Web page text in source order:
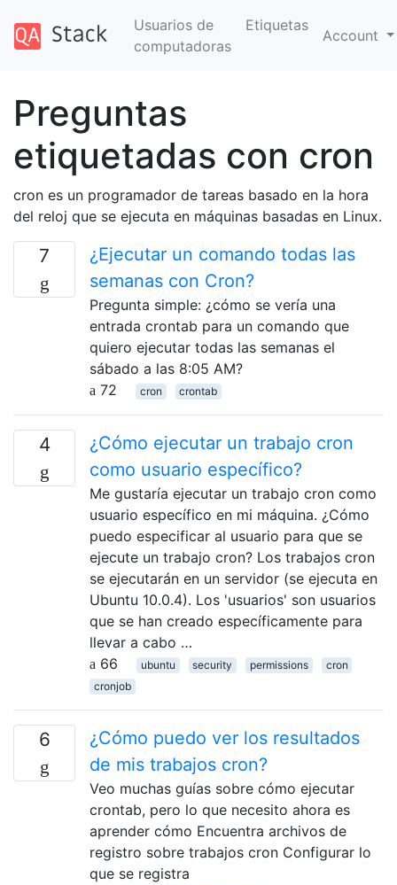
Usuarios de
computadoras
Etiquetas
Account
Preguntas
etiquetadas con cron
cron es un programador de tareas basado en la hora
del reloj que se ejecuta en máquinas basadas en Linux.
7
¿Ejecutar un comando todas las
semanas con Cron?
Pregunta simple: ¿cómo se vería una
entrada crontab para un comando que
quiero ejecutar todas las semanas el
sábado a las 8:05 AM?
72
cron crontab
4
¿Cómo ejecutar un trabajo cron
como usuario específico?
Me gustaría ejecutar un trabajo cron como
usuario específico en mi máquina. ¿Cómo
puedo especificar al usuario para que se
ejecute un trabajo cron? Los trabajos cron
se ejecutarán en un servidor (se ejecuta en
Ubuntu 10.0.4). Los 'usuarios' son usuarios
que se han creado específicamente para
llevar a cabo …
66
ubuntu security permissions
cron
cronjob
6
¿Cómo puedo ver los resultados
de mis trabajos cron?
Veo muchas guías sobre cómo ejecutar
crontab, pero lo que necesito ahora es
aprender cómo Encuentra archivos de
registro sobre trabajos cron Configurar lo
que se registra